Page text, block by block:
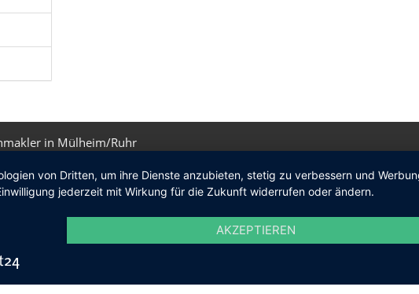
in Mülheim/Ruhr
von Dritten, um ihre Dienste anzubieten, stetig zu verbessern und
jederzeit mit Wirkung für die Zukunft widerrufen oder ändern.
AKZEPTIEREN